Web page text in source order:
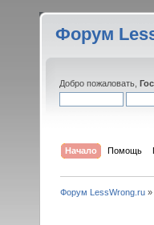
Форум
Добро пожаловать,
Начало Помощь
Форум LessWrong.ru »